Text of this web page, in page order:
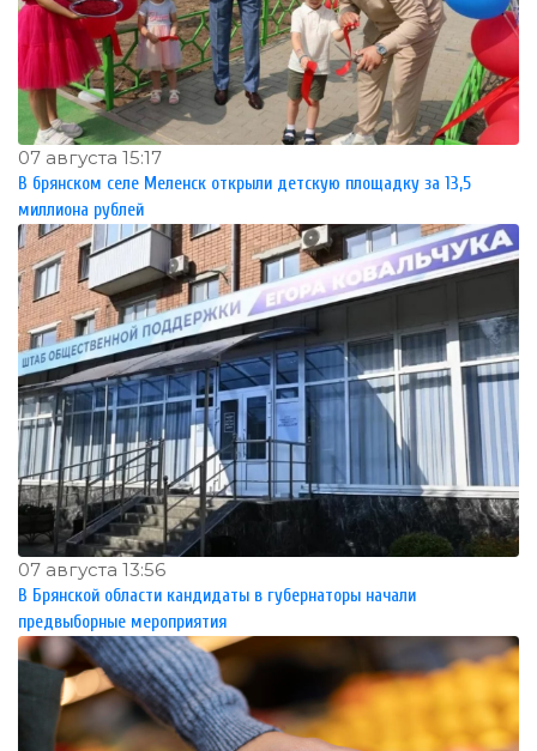
07 августа 15:17
В брянском селе Меленск открыли детскую площадку за 13,5
миллиона рублей
07 августа 13:56
В Брянской области кандидаты в губернаторы начали
предвыборные мероприятия